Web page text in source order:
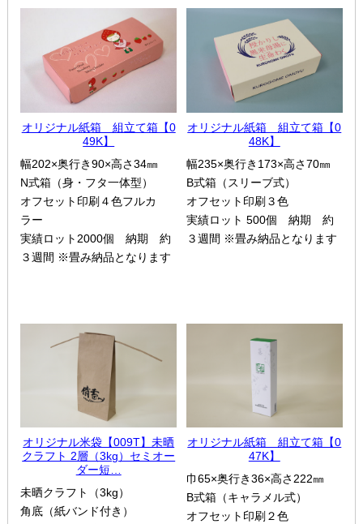
オリジナル紙箱 組立て箱【0
49K】
幅202×奥行き90×高さ34㎜
N式箱（身・フタ一体型）
オフセット印刷４色フルカ
ラー
実績ロット2000個 納期 約
３週間 ※畳み納品となります
オリジナル紙箱 組立て箱【0
48K】
幅235×奥行き173×高さ70㎜
B式箱（スリーブ式）
オフセット印刷３色
実績ロット 500個 納期 約
３週間 ※畳み納品となります
オリジナル米袋【009T】未晒
クラフト 2層（3kg）セミオー
ダー短…
未晒クラフト（3kg）
角底（紙バンド付き）
オリジナル紙箱 組立て箱【0
47K】
巾65×奥行き36×高さ222㎜
B式箱（キャラメル式）
オフセット印刷２色